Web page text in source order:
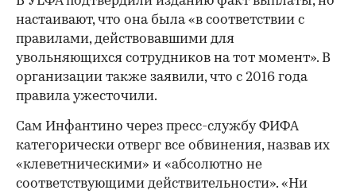
настаивают, что она была «в соответствии с
правилами, действовавшими для
увольняющихся сотрудников на тот момент». В
организации также заявили, что с 2016 года
правила ужесточили.
Сам Инфантино через пресс-службу ФИФА
категорически отверг все обвинения, назвав их
«клеветническими» и «абсолютно не
соответствующими действительности». «Ни